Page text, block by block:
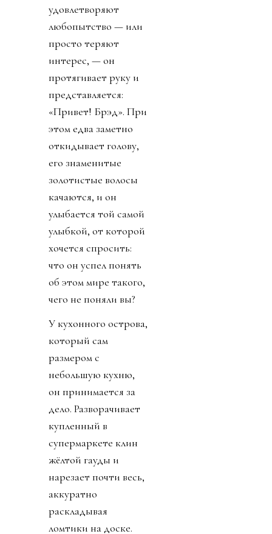
удовлетворяют
любопытство — или
просто теряют
интерес, — он
протягивает руку и
представляется:
«Привет! Брэд». При
этом едва заметно
откидывает голову,
его знаменитые
золотистые волосы
качаются, и он
улыбается той самой
улыбкой, от которой
хочется спросить:
что он успел понять
об этом мире такого,
чего не поняли вы?
У кухонного острова,
который сам
размером с
небольшую кухню,
он принимается за
дело. Разворачивает
купленный в
супермаркете клин
жёлтой гауды и
нарезает почти весь,
аккуратно
раскладывая
ломтики на доске.